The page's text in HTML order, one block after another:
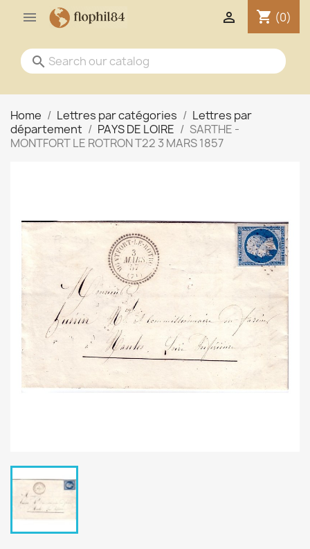
 shopping_cart (0)

search
Home Lettres par catégories
Lettres par
département
PAYS DE LOIRE
SARTHE -
MONTFORT LE ROTRON T22 3 MARS 1857